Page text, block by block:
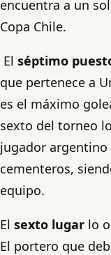
encuentra a un
Copa Chile.
El séptimo
que pertenece a
es el máximo
sexto del torneo
jugador argentino
cementeros,
equipo.
El sexto lugar lo
El portero que